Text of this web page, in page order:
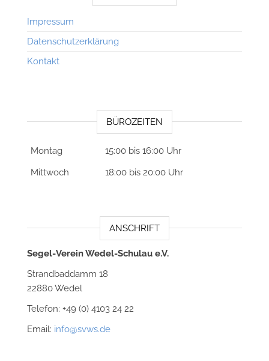
Impressum
Datenschutzerklärung
Kontakt
BÜROZEITEN
Montag
15:00 bis 16:00 Uhr
Mittwoch
18:00 bis 20:00 Uhr
ANSCHRIFT
Segel-Verein Wedel-Schulau e.V.
Strandbaddamm 18
22880 Wedel
Telefon: +49 (0) 4103 24 22
Email: info@svws.de